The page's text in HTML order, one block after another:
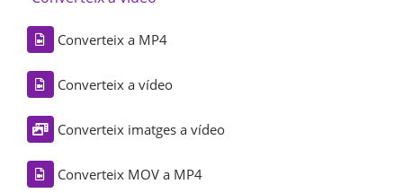
Converteix a MP4
Converteix a vídeo
Converteix imatges a vídeo
Converteix MOV a MP4